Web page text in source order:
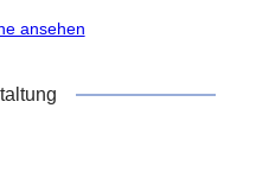
Gründung
ansehen